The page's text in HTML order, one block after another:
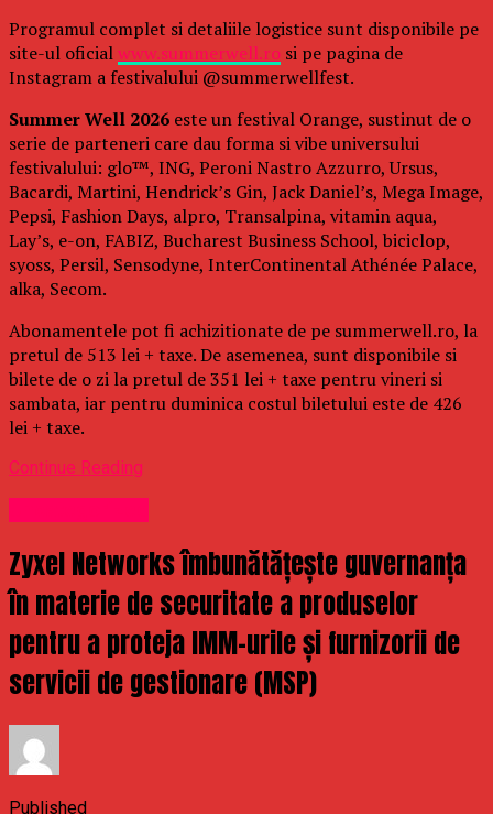
Programul complet si detaliile logistice sunt disponibile pe
site-ul oficialwww.summerwell.ro si pe pagina de
Instagram a festivalului @summerwellfest.
Summer Well 2026 este un festival Orange, sustinut de o
serie de parteneri care dau forma si vibe universului
festivalului: glo™, ING, Peroni Nastro Azzurro, Ursus,
Bacardi, Martini, Hendrick’s Gin, Jack Daniel’s, Mega Image,
Pepsi, Fashion Days, alpro, Transalpina, vitamin aqua,
Lay’s, e-on, FABIZ, Bucharest Business School, biciclop,
syoss, Persil, Sensodyne, InterContinental Athénée Palace,
alka, Secom.
Abonamentele pot fi achizitionate de pe summerwell.ro, la
pretul de 513 lei + taxe. De asemenea, sunt disponibile si
bilete de o zi la pretul de 351 lei + taxe pentru vineri si
sambata, iar pentru duminica costul biletului este de 426
lei + taxe.
Continue Reading
Zyxel Networks îmbunătățește guvernanța
în materie de securitate a produselor
pentru a proteja IMM-urile și furnizorii de
servicii de gestionare (MSP)
Published